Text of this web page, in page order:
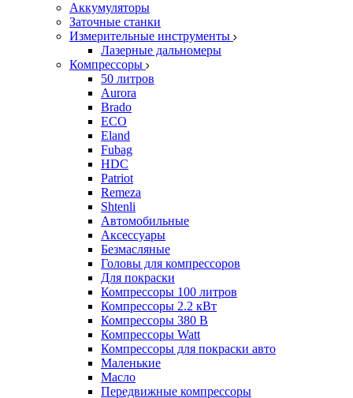
Аккумуляторы
Заточные станки
Измерительные инструменты
Лазерные дальномеры
Компрессоры
50 литров
Aurora
Brado
ECO
Eland
Fubag
HDC
Patriot
Remeza
Shtenli
Автомобильные
Аксессуары
Безмасляные
Головы для компрессоров
Для покраски
Компрессоры 100 литров
Компрессоры 2.2 кВт
Компрессоры 380 В
Компрессоры Watt
Компрессоры для покраски авто
Маленькие
Масло
Передвижные компрессоры